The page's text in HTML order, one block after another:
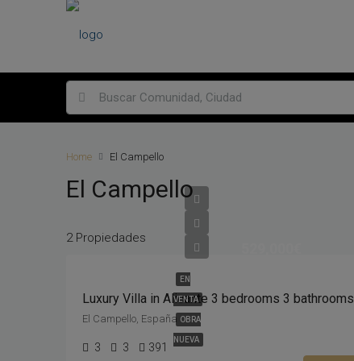
Home El Campello
El Campello
2 Propiedades
EN
VENTA
OBRA
NUEVA
Luxury Villa in Alicante 3 bedrooms 3 bathrooms
El Campello, España
3 3 391